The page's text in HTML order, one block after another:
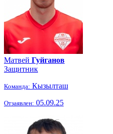
Матвей Гуйганов
Защитник
Команда: Кызылташ
Отзаявлен: 05.09.25